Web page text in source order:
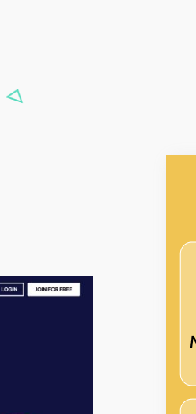
满血版免费用！- 字节Trae即可编程又可聊天